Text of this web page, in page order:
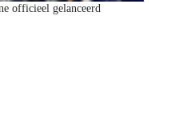
officieel gelanceerd